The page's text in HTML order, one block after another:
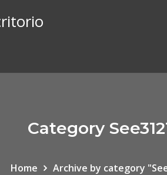
Category
Home Archive by category